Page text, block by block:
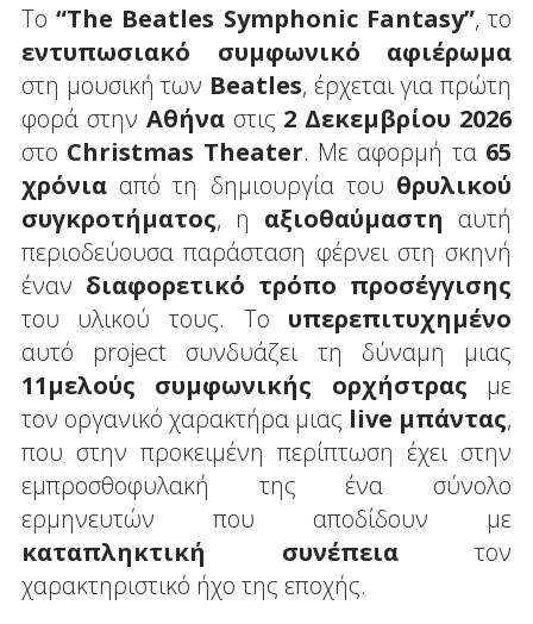
Το“The Beatles Symphonic Fantasy”, το
εντυπωσιακό συμφωνικό αφιέρωμα
στη μουσική των Beatles, έρχεται για πρώτη
φορά στην Αθήναστις 2 Δεκεμβρίου 2026
στο Christmas Theater. Με αφορμή τα 65
χρόνιααπό τη δημιουργία του θρυλικού
συγκροτήματος, η αξιοθαύμαστη αυτή
περιοδεύουσα παράσταση φέρνει στη σκηνή
έναν διαφορετικό τρόπο προσέγγισης
του υλικού τους. Το υπερεπιτυχημένο
αυτό project συνδυάζει τη δύναμη μιας
11μελούς συμφωνικής ορχήστρας με
τον οργανικό χαρακτήρα μιας live μπάντας,
που στην προκειμένη περίπτωση έχει στην
εμπροσθοφυλακή της ένα σύνολο
ερμηνευτών που αποδίδουν με
καταπληκτική συνέπεια τον
χαρακτηριστικό ήχο της εποχής.